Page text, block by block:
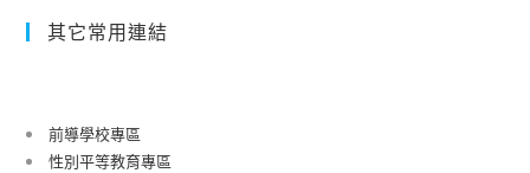
其它常用連結
前導學校專區
性別平等教育專區